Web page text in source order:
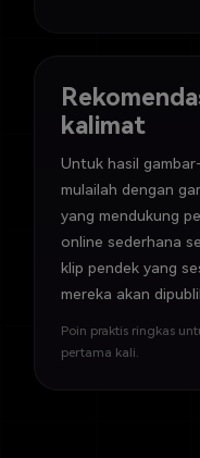
kalimat
Untuk hasil
mulailah dengan
yang mendukung
online sederhana
klip pendek yang
mereka akan
Poin praktis ringkas
pertama kali.